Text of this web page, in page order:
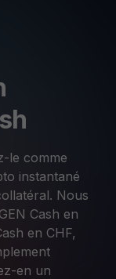
le comme
instantané
Nous
Cash en
en CHF,
en un